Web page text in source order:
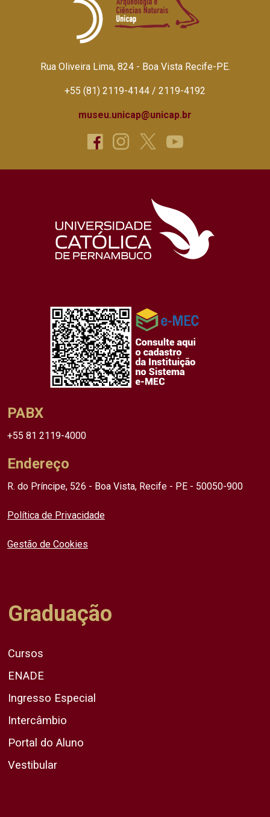
Rua Oliveira Lima, 824 - Boa Vista Recife-PE.
+55 (81) 2119-4144 / 2119-4192
museu.unicap@unicap.br
PABX
+55 81 2119-4000
Endereço
R. do Príncipe, 526 - Boa Vista, Recife - PE - 50050-900
Política de Privacidade
Gestão de Cookies
Graduação
Cursos
ENADE
Ingresso Especial
Intercâmbio
Portal do Aluno
Vestibular